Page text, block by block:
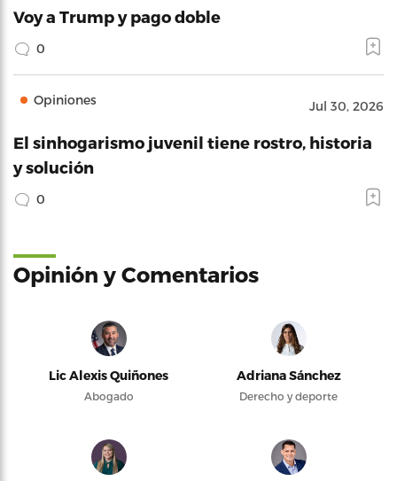
Voy a Trump y pago doble
0
Opiniones Jul 30, 2026
El sinhogarismo juvenil tiene rostro, historia
y solución
0
Opinión y Comentarios
Lic Alexis Quiñones
Abogado
Adriana Sánchez
Derecho y deporte